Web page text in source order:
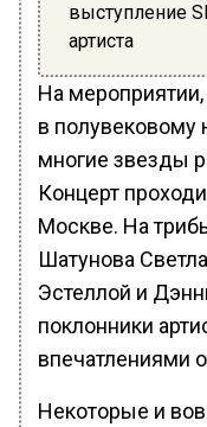
выступление
артиста
На
в полувековому
многие звезды
Концерт
Москве. На
Шатунова
Эстеллой и
поклонники
впечатлениями
Некоторые и